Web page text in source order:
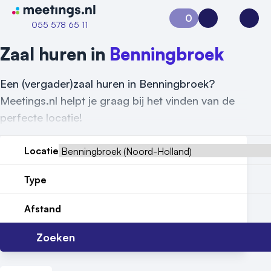
Naar home van Meetings
055 578 65 11
Vraag locatie aan
Locatiegids
0
Aanvraag 0Inloggen
Zaal huren in Benningbroek
Een (vergader)zaal huren in Benningbroek?
Meetings.nl helpt je graag bij het vinden van de
perfecte locatie!
Locatie
Type
Afstand
Zoeken